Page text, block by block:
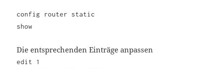
config router static
show
Die entsprechenden Einträge anpassen
edit 1